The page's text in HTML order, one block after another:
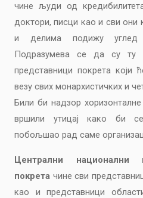
чине људи од
доктори, писци као и сви они
и делима подижу углед
Подразумева се да су ту
представници покрета који
везу свих монархистичких и
Били би надзор
вршили утицај како би
побољшао рад саме
Централни национални
покрета чине сви
као и представници